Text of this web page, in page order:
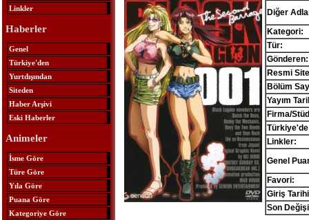
Linkler
Haberler
Genel
Türkiye'den
Yurtdışından
Siteden
Haber Arşivi
Eski Haberler
Animeler
İsme Göre
Türe Göre
Yıla Göre
Puana Göre
Kategoriye Göre
Diğer
Kategori:
Tür:
Gönderen:
Resmi
Bölüm
Yayım
Firma/
Linkler:
Genel
Favori:
Giriş
Son